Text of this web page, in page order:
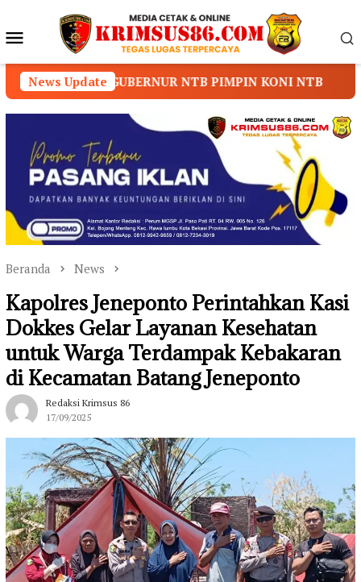
konten Menu
Mobile
News UpdateNTB PIMPIN KONI NTB Prof. Dr. Sutan
Beranda News
Kapolres Jeneponto Perintahkan Kasi
Dokkes Gelar Layanan Kesehatan
untuk Warga Terdampak Kebakaran
di Kecamatan Batang Jeneponto
Redaksi Krimsus 86
17/09/2025